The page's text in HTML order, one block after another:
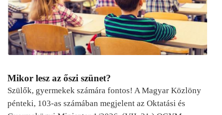
Mikor lesz az őszi szünet?
Szülők, gyermekek számára fontos! A Magyar Közlöny
pénteki, 103-as számában megjelent az Oktatási és